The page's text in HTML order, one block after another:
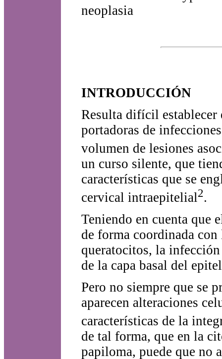
neoplasia
INTRODUCCIÓN
Resulta difícil establecer
portadoras de
volumen de lesiones
un curso silente, que
características que se
cervical intraepitelial2.
Teniendo en cuenta que
de forma coordinada
queratocitos, la
de la capa basal del
Pero no siempre que se
aparecen alteraciones
características de la
de tal forma, que en la
papiloma, puede que no